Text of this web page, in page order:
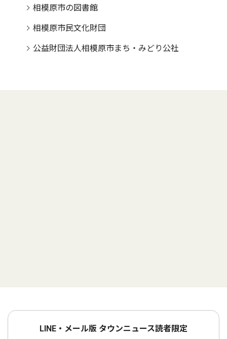
相模原市の図書館
相模原市民文化財団
公益財団法人相模原市まち・みどり公社
LINE・メール版 タウンニュース読者限定